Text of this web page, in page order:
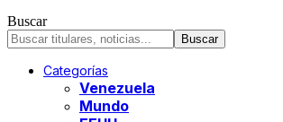
Buscar
Categorías
Venezuela
Mundo